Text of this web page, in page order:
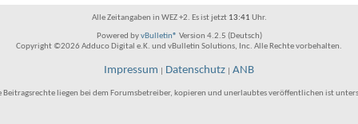
Alle Zeitangaben in WEZ +2. Es ist jetzt 13:41 Uhr.
Powered byvBulletin® Version 4.2.5 (Deutsch)
Copyright ©2026 Adduco Digital e.K. und vBulletin Solutions, Inc. Alle Rechte vorbehalten.
Impressum Datenschutz ANB
Beitragsrechte liegen bei dem Forumsbetreiber, kopieren und unerlaubtes veröffentlichen ist